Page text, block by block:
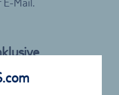
Regel weltweit